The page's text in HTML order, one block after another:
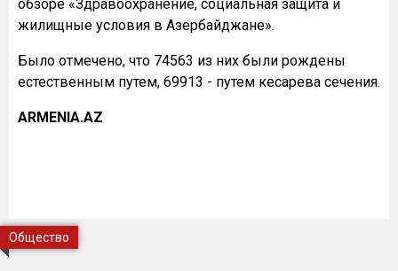
обзоре «Здравоохранение, социальная защита и
жилищные условия в Азербайджане».
Было отмечено, что 74563 из них были рождены
естественным путем, 69913 - путем кесарева сечения.
ARMENIA.AZ
Общество